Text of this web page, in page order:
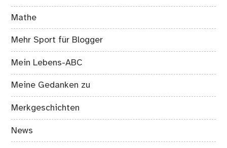
Mathe
Mehr Sport für Blogger
Mein Lebens-ABC
Meine Gedanken zu
Merkgeschichten
News